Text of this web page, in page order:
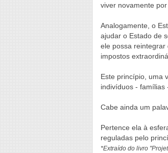
viver novamente
Analogamente, o
ajudar o Estado de
ele possa
impostos
Este princípio, uma
indivíduos - famílias
Cabe ainda um
Pertence ela à
reguladas pelo
*Extraído do livro